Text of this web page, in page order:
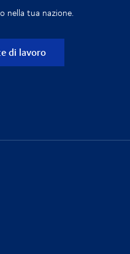
nella tua nazione.
di lavoro